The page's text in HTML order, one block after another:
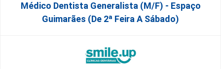
Médico Dentista Generalista (M/F) - Espaço
Guimarães (De 2ª Feira A Sábado)